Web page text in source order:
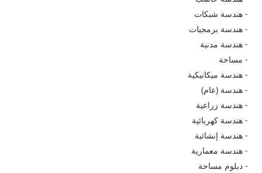
- هندسة شبكات
- هندسة برمجيات
- هندسة مدنية
- مساحة
- هندسة ميكانيكية
- هندسة (عام)
- هندسة زراعية
- هندسة كهربائية
- هندسة إنشائية
- هندسة معمارية
- دبلوم مساحة